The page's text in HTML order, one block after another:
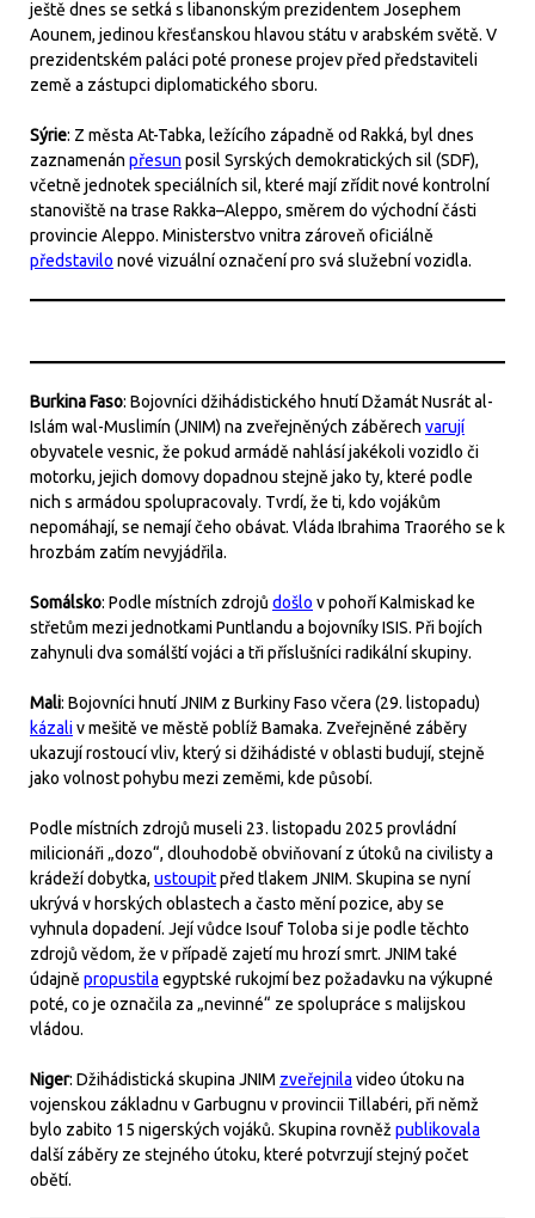
ještě dnes se setká s libanonským prezidentem Josephem
Aounem, jedinou křesťanskou hlavou státu v arabském světě. V
prezidentském paláci poté pronese projev před představiteli
země a zástupci diplomatického sboru.
Sýrie: Z města At-Tabka, ležícího západně od Rakká, byl dnes
zaznamenán přesun posil Syrských demokratických sil (SDF),
včetně jednotek speciálních sil, které mají zřídit nové kontrolní
stanoviště na trase Rakka–Aleppo, směrem do východní části
provincie Aleppo. Ministerstvo vnitra zároveň oficiálně
představilo nové vizuální označení pro svá služební vozidla.
Burkina Faso: Bojovníci džihádistického hnutí Džamát Nusrát al-
Islám wal-Muslimín (JNIM) na zveřejněných záběrech varují
obyvatele vesnic, že pokud armádě nahlásí jakékoli vozidlo či
motorku, jejich domovy dopadnou stejně jako ty, které podle
nich s armádou spolupracovaly. Tvrdí, že ti, kdo vojákům
nepomáhají, se nemají čeho obávat. Vláda Ibrahima Traorého se k
hrozbám zatím nevyjádřila.
Somálsko: Podle místních zdrojů došlo v pohoří Kalmiskad ke
střetům mezi jednotkami Puntlandu a bojovníky ISIS. Při bojích
zahynuli dva somálští vojáci a tři příslušníci radikální skupiny.
Mali: Bojovníci hnutí JNIM z Burkiny Faso včera (29. listopadu)
kázaliv mešitě ve městě poblíž Bamaka. Zveřejněné záběry
ukazují rostoucí vliv, který si džihádisté v oblasti budují, stejně
jako volnost pohybu mezi zeměmi, kde působí.
Podle místních zdrojů museli 23. listopadu 2025 provládní
milicionáři „dozo“, dlouhodobě obviňovaní z útoků na civilisty a
krádeží dobytka, ustoupitpřed tlakem JNIM. Skupina se nyní
ukrývá v horských oblastech a často mění pozice, aby se
vyhnula dopadení. Její vůdce Isouf Toloba si je podle těchto
zdrojů vědom, že v případě zajetí mu hrozí smrt. JNIM také
údajně propustila egyptské rukojmí bez požadavku na výkupné
poté, co je označila za „nevinné“ ze spolupráce s malijskou
vládou.
Niger: Džihádistická skupina JNIM zveřejnila video útoku na
vojenskou základnu v Garbugnu v provincii Tillabéri, při němž
bylo zabito 15 nigerských vojáků. Skupina rovněž publikovala
další záběry ze stejného útoku, které potvrzují stejný počet
obětí.